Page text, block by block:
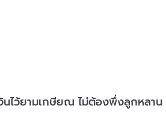
นไว้ยามเกษียณ ไม่ต้องพึ่งลูกหลาน